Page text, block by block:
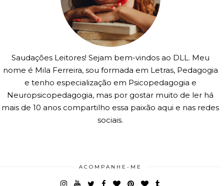
Saudações Leitores! Sejam bem-vindos ao DLL. Meu
nome é Mila Ferreira, sou formada em Letras, Pedagogia
e tenho especialização em Psicopedagogia e
Neuropsicopedagogia, mas por gostar muito de ler há
mais de 10 anos compartilho essa paixão aqui e nas redes
sociais.
ACOMPANHE-ME